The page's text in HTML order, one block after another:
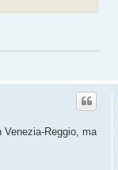
Reggio, ma